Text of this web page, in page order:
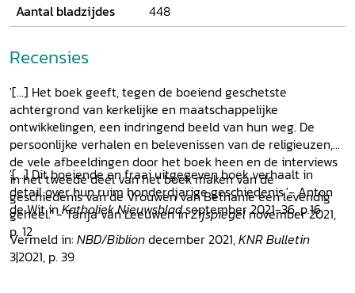
Aantal bladzijdes
448
Recensies
'[...] Het boek geeft, tegen de boeiend geschetste
achtergrond van kerkelijke en maatschappelijke
ontwikkelingen, een indringend beeld van hun weg. De
persoonlijke verhalen en belevenissen van de religieuzen,
de vele afbeeldingen door het boek heen en de interviews
in het tweede deel van het boek maken van de
geschiedenis van de Vrouwen van Bethanië een levendig
geheel.' - Tanja van Leeuwen inZijspiegelnovember 2021,
p. 12
'[...] Dit boeiende en fraai uitgegeven boek verhaalt in
detail over hun ruim honderdjarige geschiedenis.'- Anton
de Wit in Katholiek Nieuwsbladseptember 2021-36, p.16
Vermeld in: NBD/Bibliondecember 2021,KNR Bulletin
3|2021, p. 39